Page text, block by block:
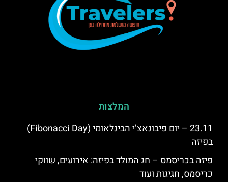
המלצות
23.11 – יום פיבונאצ’י הבינלאומי (Fibonacci Day)
בפיזה
פיזה בכריסמס – חג המולד בפיזה: אירועים, שווקי
כריסמס, חגיגות ועוד